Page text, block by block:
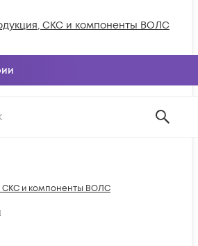
СКС и компоненты ВОЛС
СКС и компоненты ВОЛС